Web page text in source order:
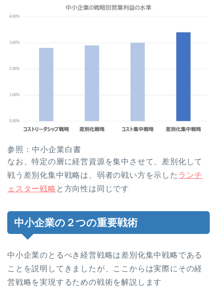
参照：中小企業白書
なお、特定の層に経営資源を集中させて、差別化して
戦う差別化集中戦略は、弱者の戦い方を示した ランチ
ェスター戦略 と方向性は同じです
中小企業の２つの重要戦術
中小企業のとるべき経営戦略は差別化集中戦略である
ことを説明してきましたが、ここからは実際にその経
営戦略を実現するための戦術を解説します